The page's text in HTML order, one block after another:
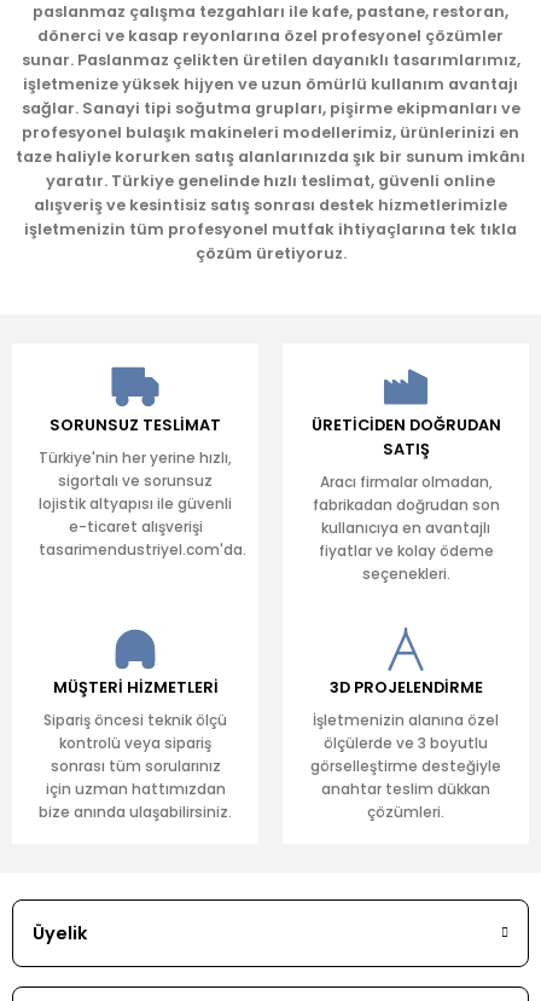
Bu ürüne benzer farklı alternatifler olmalı.
Gönder
paslanmaz çalışma tezgahları ile kafe, pastane, restoran,
dönerci ve kasap reyonlarına özel profesyonel çözümler
sunar. Paslanmaz çelikten üretilen dayanıklı tasarımlarımız,
işletmenize yüksek hijyen ve uzun ömürlü kullanım avantajı
sağlar. Sanayi tipi soğutma grupları, pişirme ekipmanları ve
profesyonel bulaşık makineleri modellerimiz, ürünlerinizi en
taze haliyle korurken satış alanlarınızda şık bir sunum imkânı
yaratır. Türkiye genelinde hızlı teslimat, güvenli online
alışveriş ve kesintisiz satış sonrası destek hizmetlerimizle
işletmenizin tüm profesyonel mutfak ihtiyaçlarına tek tıkla
çözüm üretiyoruz.
SORUNSUZ TESLİMAT
Türkiye'nin her yerine hızlı,
sigortalı ve sorunsuz
lojistik altyapısı ile güvenli
e-ticaret alışverişi
tasarimendustriyel.com'da.
ÜRETİCİDEN DOĞRUDAN
SATIŞ
Aracı firmalar olmadan,
fabrikadan doğrudan son
kullanıcıya en avantajlı
fiyatlar ve kolay ödeme
seçenekleri.
MÜŞTERİ HİZMETLERİ
Sipariş öncesi teknik ölçü
kontrolü veya sipariş
sonrası tüm sorularınız
için uzman hattımızdan
bize anında ulaşabilirsiniz.
3D PROJELENDİRME
İşletmenizin alanına özel
ölçülerde ve 3 boyutlu
görselleştirme desteğiyle
anahtar teslim dükkan
çözümleri.
Üyelik